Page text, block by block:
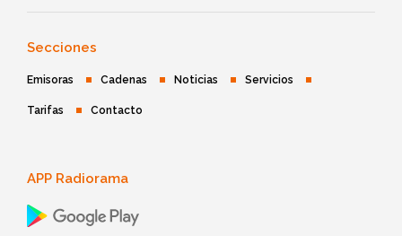
Secciones
Emisoras Cadenas Noticias Servicios
Tarifas Contacto
APP Radiorama